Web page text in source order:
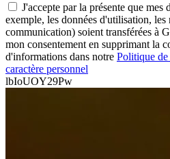
J'accepte par la présente que mes
exemple, les données d'utilisation, les
communication) soient transférées à
mon consentement en supprimant la
d'informations dans notre Politique de
caractère personnel
lbIoUOY29Pw